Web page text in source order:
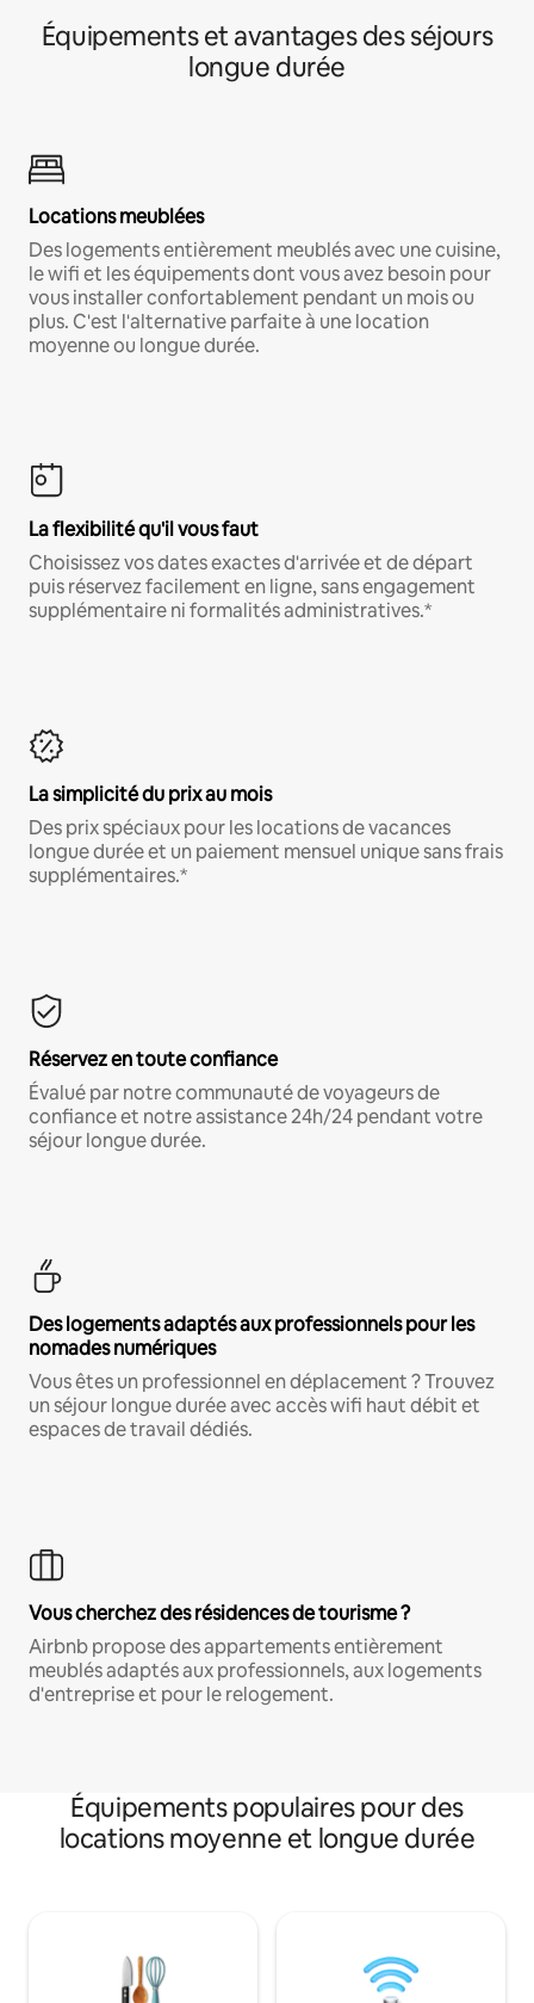
Équipements et avantages des séjours
longue durée
Locations meublées
Des logements entièrement meublés avec une cuisine,
le wifi et les équipements dont vous avez besoin pour
vous installer confortablement pendant un mois ou
plus. C'est l'alternative parfaite à une location
moyenne ou longue durée.
La flexibilité qu'il vous faut
Choisissez vos dates exactes d'arrivée et de départ
puis réservez facilement en ligne, sans engagement
supplémentaire ni formalités administratives.*
La simplicité du prix au mois
Des prix spéciaux pour les locations de vacances
longue durée et un paiement mensuel unique sans frais
supplémentaires.*
Réservez en toute confiance
Évalué par notre communauté de voyageurs de
confiance et notre assistance 24h/24 pendant votre
séjour longue durée.
Des logements adaptés aux professionnels pour les
nomades numériques
Vous êtes un professionnel en déplacement ? Trouvez
un séjour longue durée avec accès wifi haut débit et
espaces de travail dédiés.
Vous cherchez des résidences de tourisme ?
Airbnb propose des appartements entièrement
meublés adaptés aux professionnels, aux logements
d'entreprise et pour le relogement.
Équipements populaires pour des
locations moyenne et longue durée